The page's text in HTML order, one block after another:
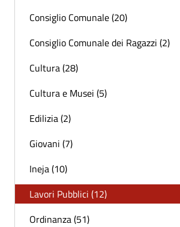
Consiglio Comunale (20)
Consiglio Comunale dei Ragazzi (2)
Cultura (28)
Cultura e Musei (5)
Edilizia (2)
Giovani (7)
Ineja (10)
Lavori Pubblici (12)
Ordinanza (51)